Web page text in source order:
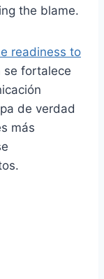
the blame.
readiness to
se fortalece
de verdad
más